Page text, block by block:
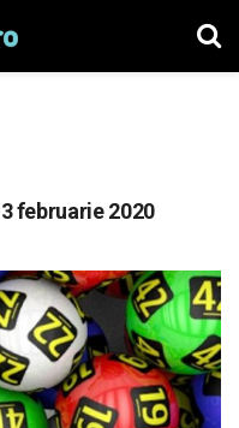
februarie 2020